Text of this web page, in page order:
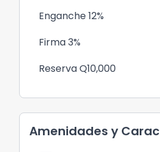
Enganche 12%
Firma 3%
Reserva Q10,000
Amenidades y